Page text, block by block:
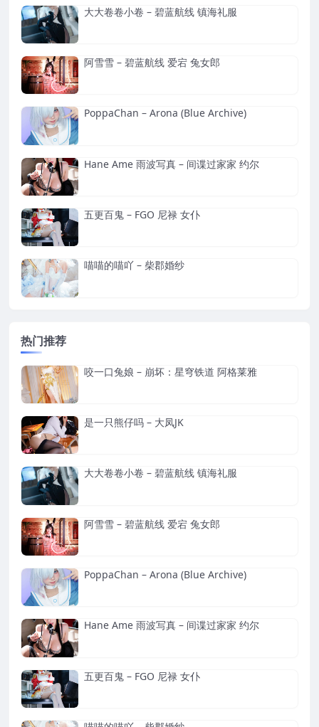
大大卷卷小卷 – 碧蓝航线 镇海礼服
阿雪雪 – 碧蓝航线 爱宕 兔女郎
PoppaChan – Arona (Blue Archive)
Hane Ame 雨波写真 – 间谍过家家 约尔
五更百鬼 – FGO 尼禄 女仆
喵喵的喵吖 – 柴郡婚纱
热门推荐
咬一口兔娘 – 崩坏：星穹铁道 阿格莱雅
是一只熊仔吗 – 大凤JK
大大卷卷小卷 – 碧蓝航线 镇海礼服
阿雪雪 – 碧蓝航线 爱宕 兔女郎
PoppaChan – Arona (Blue Archive)
Hane Ame 雨波写真 – 间谍过家家 约尔
五更百鬼 – FGO 尼禄 女仆